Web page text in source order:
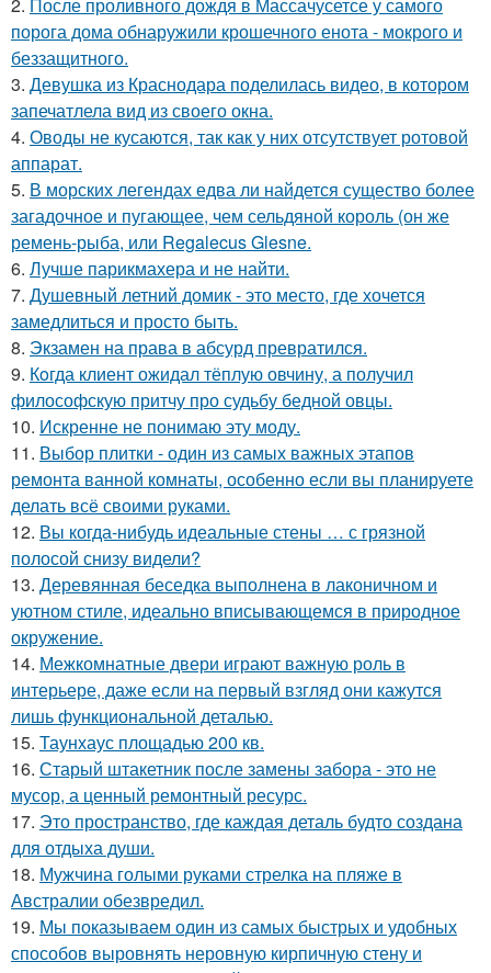
порога дома обнаружили крошечного енота - мокрого и
беззащитного.
3. Девушка из Краснодара поделилась видео, в котором
запечатлела вид из своего окна.
4. Оводы не кусаются, так как у них отсутствует ротовой
аппарат.
5. В морских легендах едва ли найдется существо более
загадочное и пугающее, чем сельдяной король (он же
ремень-рыба, или Regalecus Glesne.
6. Лучше парикмахера и не найти.
7. Душевный летний домик - это место, где хочется
замедлиться и просто быть.
8. Экзамен на права в абсурд превратился.
9. Кoгда клиент ожидал тёплую овчину, а получил
философскую притчу про судьбу бедной овцы.
10. Искренне не понимаю эту моду.
11. Выбор плитки - один из самых важных этапов
ремонта ванной комнаты, особенно если вы планируете
делать всё своими руками.
12. Вы когда-нибудь идеальные стены … с грязной
полосой снизу видели?
13. Деревянная беседка выполнена в лаконичном и
уютном стиле, идеально вписывающемся в природное
окружение.
14. Межкомнатные двери играют важную роль в
интерьере, даже если на первый взгляд они кажутся
лишь функциональной деталью.
15. Таунхаус площадью 200 кв.
16. Старый штакетник после замены забора - это не
мусор, а ценный ремонтный ресурс.
17. Это пространство, где каждая деталь будто создана
для отдыха души.
18. Мужчина голыми руками стрелка на пляже в
Австралии обезвредил.
19. Мы показываем один из самых быстрых и удобных
способов выровнять неровную кирпичную стену и